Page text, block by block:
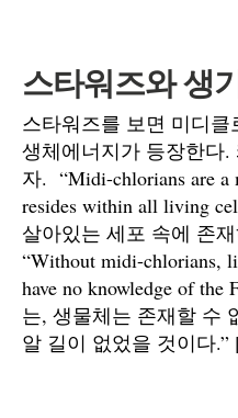
스타워즈와 생
스타워즈를 보면 미디클
생체에너지가 등장한다
자. “Midi-chlorians are a
resides within all living
살아있는 세포 속에 존
“Without midi-chlorians,
have no knowledge of
는, 생물체는 존재할 수
알 길이 없었을 것이다